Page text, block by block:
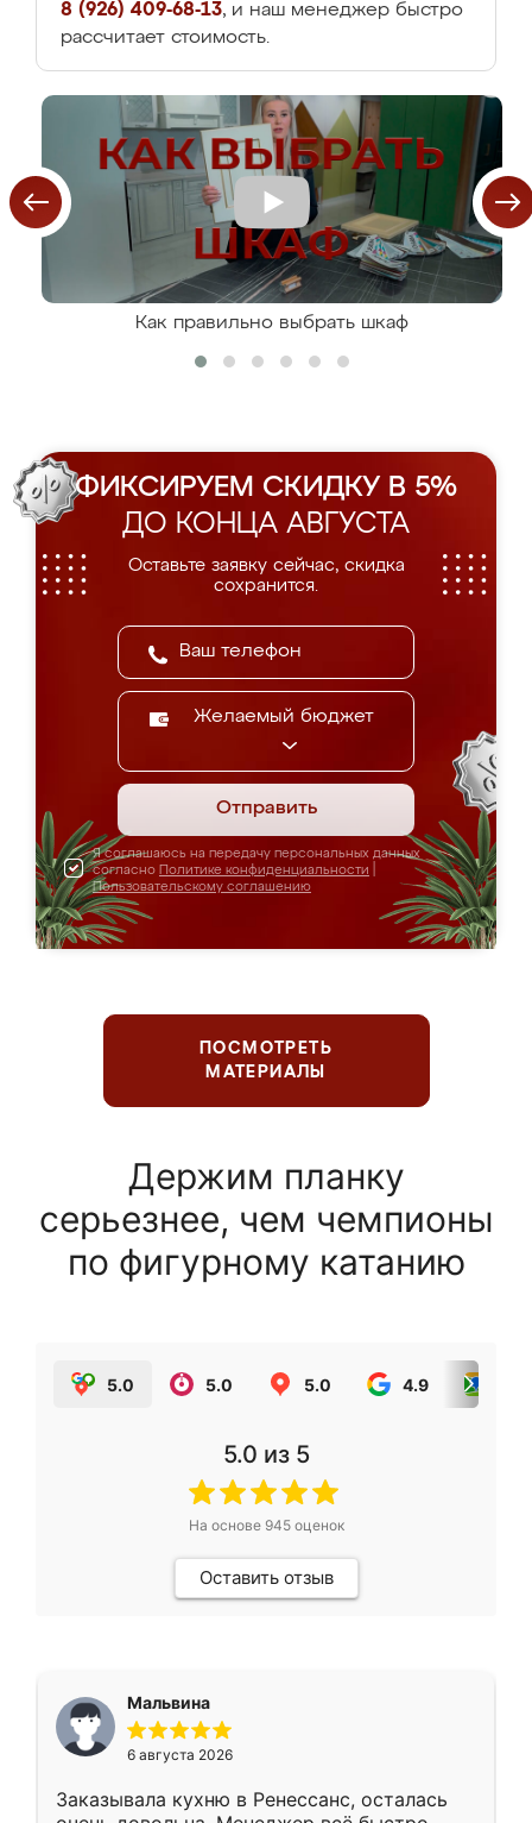
8 (926) 409-68-13, и наш менеджер быстро
рассчитает стоимость.
Как правильно выбрать шкаф
ФИКСИРУЕМ СКИДКУ В 5%
ДО КОНЦА АВГУСТА
Оставьте заявку сейчас, скидка
сохранится.
Желаемый бюджет
Отправить
Я соглашаюсь на передачу персональных данных
согласно Политике конфиденциальности
Пользовательскому соглашению
ПОСМОТРЕТЬ
МАТЕРИАЛЫ
Держим планку
серьезнее, чем чемпионы
по фигурному катанию
5.0 5.0 5.0 4.9
5.0 из 5
На основе 945оценок
Оставить отзыв
Мальвина
6 августа 2026
Заказывала кухню в Ренессанс, осталась